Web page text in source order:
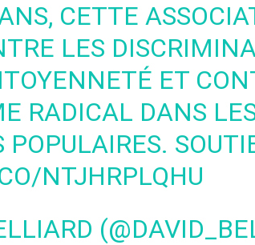
CETTE
LES
ET
RADICAL DANS
POPULAIRES.
NTJHRPLQHU